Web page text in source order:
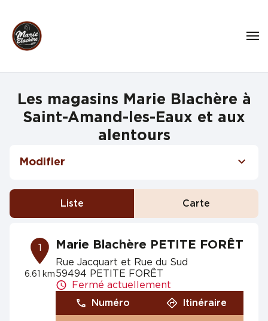
Les magasins Marie Blachère à
Saint-Amand-les-Eaux et aux
alentours
Modifier
Liste Carte
1
6.61 km
Marie Blachère PETITE FORÊT
Rue Jacquart et Rue du Sud
59494 PETITE FORÊT
Fermé actuellement
Numéro
Itinéraire